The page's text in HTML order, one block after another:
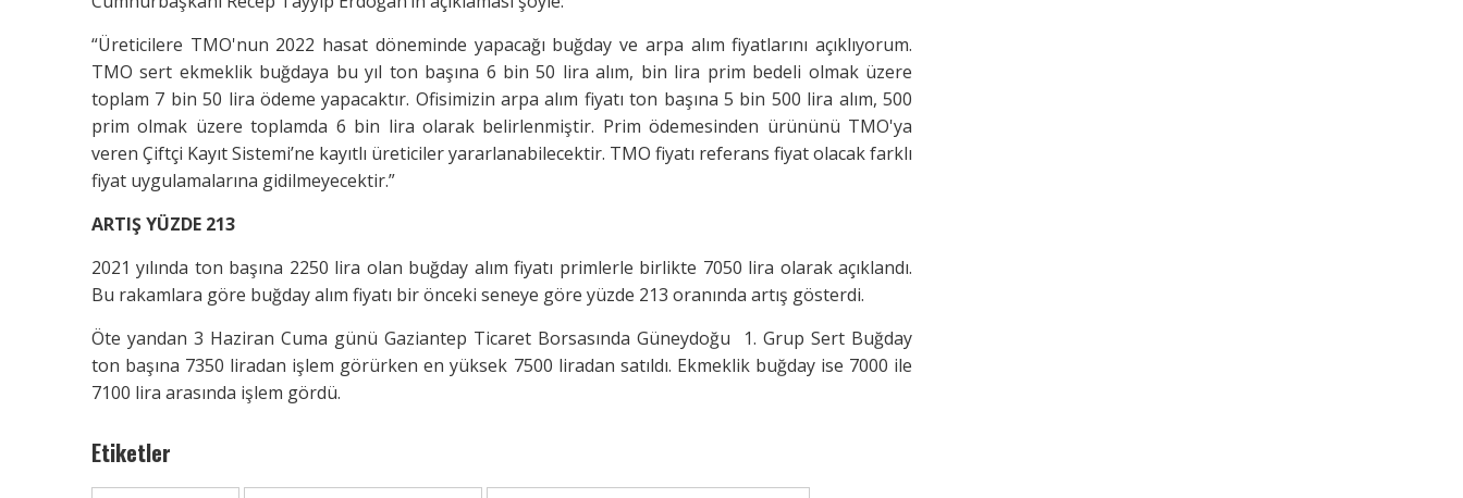
“Üreticilere TMO'nun 2022 hasat döneminde yapacağı buğday ve arpa alım fiyatlarını açıklıyorum.
TMO sert ekmeklik buğdaya bu yıl ton başına 6 bin 50 lira alım, bin lira prim bedeli olmak üzere
toplam 7 bin 50 lira ödeme yapacaktır. Ofisimizin arpa alım fiyatı ton başına 5 bin 500 lira alım, 500
prim olmak üzere toplamda 6 bin lira olarak belirlenmiştir. Prim ödemesinden ürününü TMO'ya
veren Çiftçi Kayıt Sistemi’ne kayıtlı üreticiler yararlanabilecektir. TMO fiyatı referans fiyat olacak farklı
fiyat uygulamalarına gidilmeyecektir.”
ARTIŞ YÜZDE 213
2021 yılında ton başına 2250 lira olan buğday alım fiyatı primlerle birlikte 7050 lira olarak açıklandı.
Bu rakamlara göre buğday alım fiyatı bir önceki seneye göre yüzde 213 oranında artış gösterdi.
Öte yandan 3 Haziran Cuma günü Gaziantep Ticaret Borsasında Güneydoğu 1. Grup Sert Buğday
ton başına 7350 liradan işlem görürken en yüksek 7500 liradan satıldı. Ekmeklik buğday ise 7000 ile
7100 lira arasında işlem gördü.
Etiketler